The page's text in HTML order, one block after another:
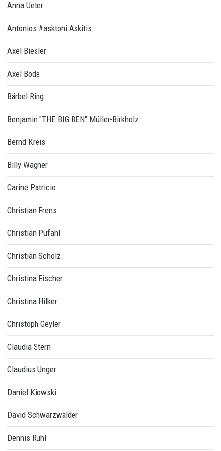
Anna Ueter
Antonios #asktoni Askitis
Axel Biesler
Axel Bode
Bärbel Ring
Benjamin "THE BIG BEN" Müller-Birkholz
Bernd Kreis
Billy Wagner
Carine Patricio
Christian Frens
Christian Pufahl
Christian Scholz
Christina Fischer
Christina Hilker
Christoph Geyler
Claudia Stern
Claudius Unger
Daniel Kiowski
David Schwarzwälder
Dennis Ruhl